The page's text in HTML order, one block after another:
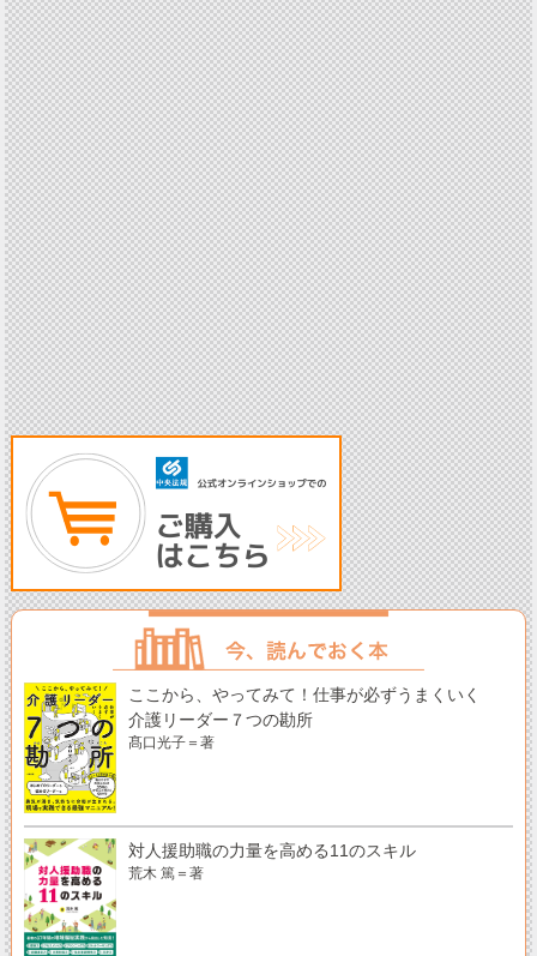
ここから、やってみて！仕事が必ずうまくいく
介護リーダー７つの勘所
髙口光子＝著
対人援助職の力量を高める11のスキル
荒木 篤＝著